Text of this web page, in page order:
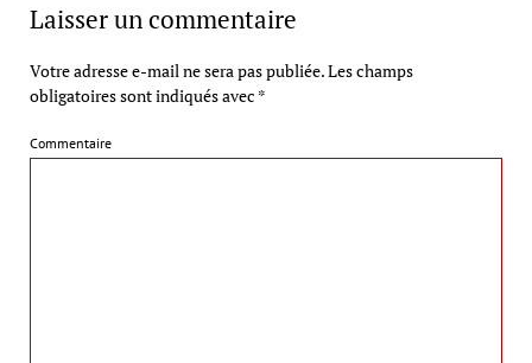
Laisser un commentaire
Votre adresse e-mail ne sera pas publiée.Les champs
obligatoires sont indiqués avec *
Commentaire